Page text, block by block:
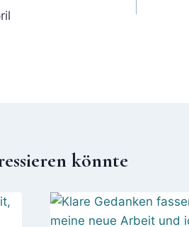
könnte